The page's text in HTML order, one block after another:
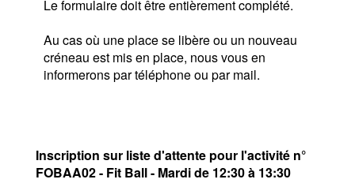
Le formulaire doit être entièrement complété.
Au cas où une place se libère ou un nouveau
créneau est mis en place, nous vous en
informerons par téléphone ou par mail.
Inscription sur liste d'attente pour l'activité n°
FOBAA02 - Fit Ball - Mardi de 12:30 à 13:30